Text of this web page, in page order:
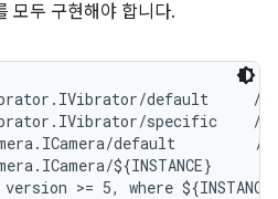
모두 구현해야 합니다.
default     //
specific    //
default         //
${INSTANCE}
>= 5, where